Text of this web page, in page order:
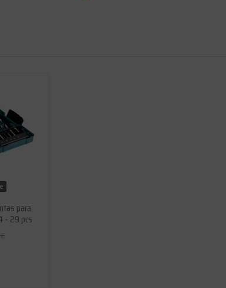
para
- 29 pcs